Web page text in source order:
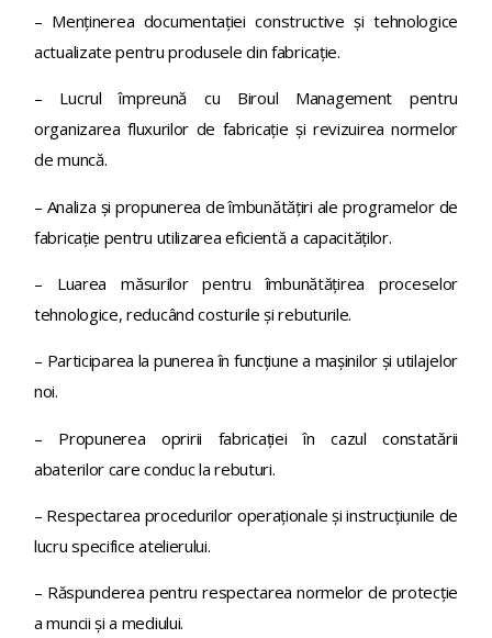
– Menținerea documentaţiei constructive și tehnologice
actualizate pentru produsele din fabricaţie.
– Lucrul împreună cu Biroul Management pentru
organizarea fluxurilor de fabricație și revizuirea normelor
de muncă.
– Analiza și propunerea de îmbunătăţiri ale programelor de
fabricaţie pentru utilizarea eficientă a capacităţilor.
– Luarea măsurilor pentru îmbunătăţirea proceselor
tehnologice, reducând costurile și rebuturile.
– Participarea la punerea în funcţiune a maşinilor și utilajelor
noi.
– Propunerea opririi fabricaţiei în cazul constatării
abaterilor care conduc la rebuturi.
– Respectarea procedurilor operaţionale și instrucţiunile de
lucru specifice atelierului.
– Răspunderea pentru respectarea normelor de protecție
a muncii și a mediului.